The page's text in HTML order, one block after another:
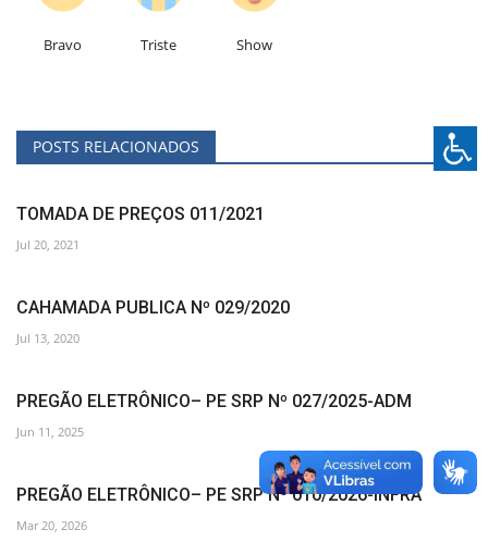
Bravo Triste Show
POSTS RELACIONADOS
TOMADA DE PREÇOS 011/2021
Jul 20, 2021
CAHAMADA PUBLICA Nº 029/2020
Jul 13, 2020
PREGÃO ELETRÔNICO– PE SRP Nº 027/2025-ADM
Jun 11, 2025
PREGÃO ELETRÔNICO– PE SRP Nº 010/2026-INFRA
Mar 20, 2026